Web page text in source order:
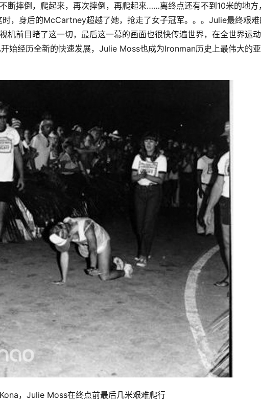
断摔倒，爬起来，再次摔倒，再爬起来……离终点还有不到10米的地方
，身后的McCartney超越了她，抢走了女子冠军。。。Julie最终艰
机前目睹了这一切，最后这一幕的画面也很快传遍世界，在全世界运
始经历全新的快速发展，Julie Moss也成为Ironman历史上最伟大的亚
，Julie Moss在终点前最后几米艰难爬行